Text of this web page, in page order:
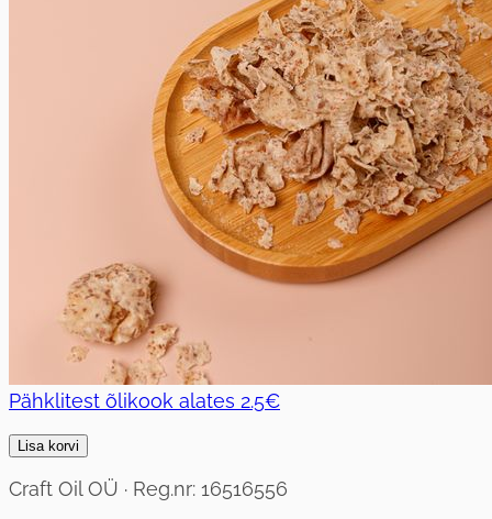
Pähklitest õlikook alates 2.5€
Lisa korvi
Craft Oil OÜ · Reg.nr: 16516556